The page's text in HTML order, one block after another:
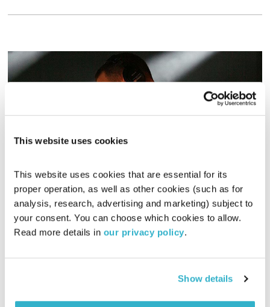
This website uses cookies
This website uses cookies that are essential for its
proper operation, as well as other cookies (such as for
analysis, research, advertising and marketing) subject to
your consent. You can choose which cookies to allow.
Read more details in our privacy policy.
Show details
התעוררות – ספיישל DJ Shadow
התעוררות
גליה גלעדי
גליה גלעדי מזמינה אתכם להתעורר יחד עם מוזיקה מעולה